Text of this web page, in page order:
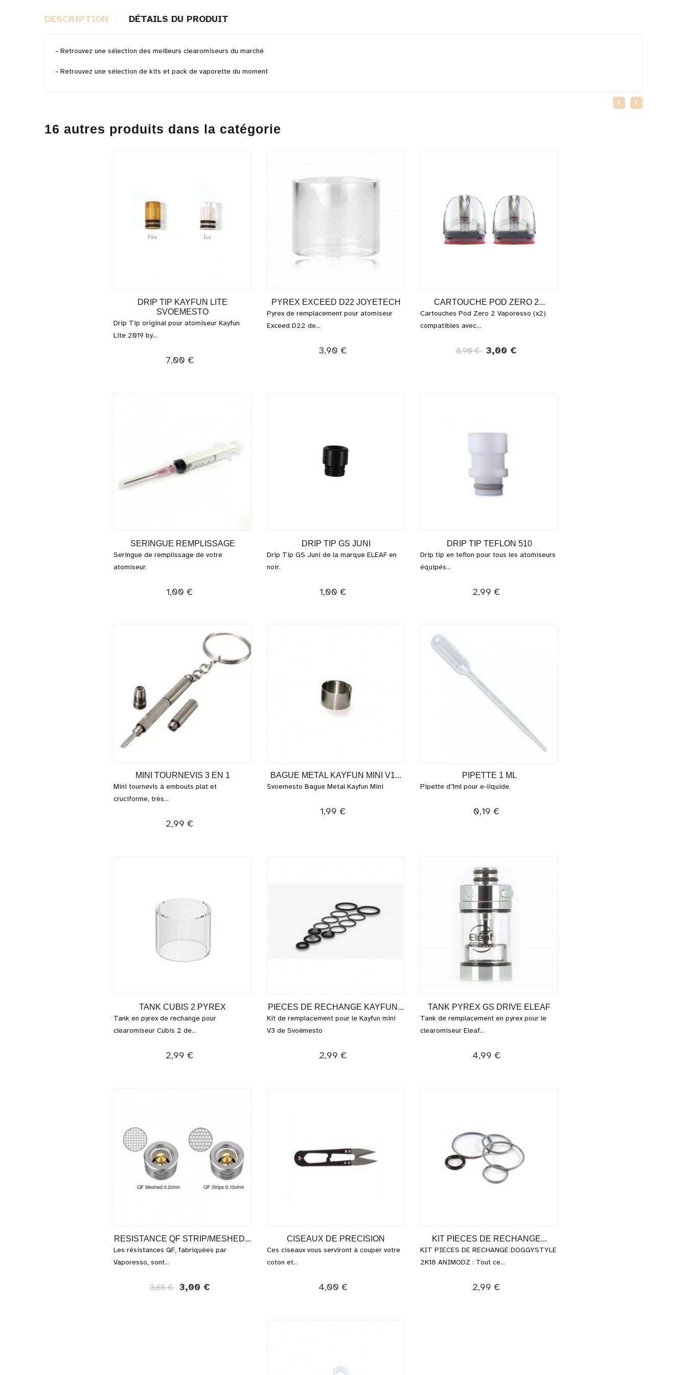
DESCRIPTION DÉTAILS DU PRODUIT
- Retrouvez une sélection des meilleurs clearomiseurs du marché
- Retrouvez une sélection de kits et pack de vaporette du moment
16 autres produits dans la catégorie
DRIP TIP KAYFUN LITE
SVOEMESTO
Drip Tip original pour atomiseur Kayfun
Lite 2019 by...
7,00 €
PYREX EXCEED D22 JOYETECH
Pyrex de remplacement pour atomiseur
Exceed D22 de...
3,90 €
CARTOUCHE POD ZERO 2...
Cartouches Pod Zero 2 Vaporesso (x2)
compatibles avec...
8,90 € 3,00 €
SERINGUE REMPLISSAGE
Seringue de remplissage de votre
atomiseur.
1,00 €
DRIP TIP GS JUNI
Drip Tip GS Juni de la marque ELEAF en
noir.
1,00 €
DRIP TIP TEFLON 510
Drip tip en teflon pour tous les atomiseurs
équipés...
2,99 €
MINI TOURNEVIS 3 EN 1
Mini tournevis à embouts plat et
cruciforme, très...
2,99 €
BAGUE METAL KAYFUN MINI V1...
Svoemesto Bague Metal Kayfun Mini
1,99 €
PIPETTE 1 ML
Pipette d'1ml pour e-liquide.
0,19 €
TANK CUBIS 2 PYREX
Tank en pyrex de rechange pour
clearomiseur Cubis 2 de...
2,99 €
PIECES DE RECHANGE KAYFUN...
Kit de remplacement pour le Kayfun mini
V3 de Svoëmesto
2,99 €
TANK PYREX GS DRIVE ELEAF
Tank de remplacement en pyrex pour le
clearomiseur Eleaf...
4,99 €
RESISTANCE QF STRIP/MESHED...
Les résistances QF, fabriquées par
Vaporesso, sont...
3,65 € 3,00 €
CISEAUX DE PRECISION
Ces ciseaux vous serviront à couper votre
coton et...
4,00 €
KIT PIECES DE RECHANGE...
KIT PIECES DE RECHANGE DOGGYSTYLE
2K18 ANIMODZ : Tout ce...
2,99 €